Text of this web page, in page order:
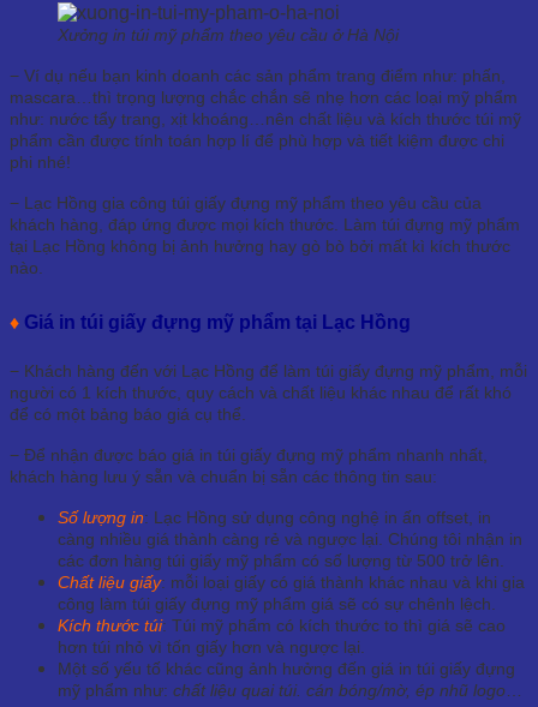
Xưởng in túi mỹ phẩm theo yêu cầu ở Hà Nội
− Ví dụ nếu bạn kinh doanh các sản phẩm trang điểm như: phấn,
mascara…thì trọng lượng chắc chắn sẽ nhẹ hơn các loại mỹ phẩm
như: nước tẩy trang, xịt khoáng…nên chất liệu và kích thước túi mỹ
phẩm cần được tính toán hợp lí để phù hợp và tiết kiệm được chi
phi nhé!
− Lạc Hồng gia công túi giấy đựng mỹ phẩm theo yêu cầu của
khách hàng, đáp ứng được mọi kích thước. Làm túi đựng mỹ phẩm
tại Lạc Hồng không bị ảnh hưởng hay gò bò bởi mất kì kích thước
nào.
♦ Giá in túi giấy đựng mỹ phẩm tại Lạc Hồng
− Khách hàng đến với Lạc Hồng để làm túi giấy đựng mỹ phẩm, mỗi
người có 1 kích thước, quy cách và chất liệu khác nhau để rất khó
để có một bảng báo giá cụ thể.
− Để nhận được báo giá in túi giấy đựng mỹ phẩm nhanh nhất,
khách hàng lưu ý sẵn và chuẩn bị sẵn các thông tin sau:
Số lượng in: Lạc Hồng sử dụng công nghệ in ấn offset, in
càng nhiều giá thành càng rẻ và ngược lại. Chúng tôi nhận in
các đơn hàng túi giấy mỹ phẩm có số lượng từ 500 trở lên.
Chất liệu giấy: mỗi loại giấy có giá thành khác nhau và khi gia
công làm túi giấy đựng mỹ phẩm giá sẽ có sự chênh lệch.
Kích thước túi: Túi mỹ phẩm có kích thước to thì giá sẽ cao
hơn túi nhỏ vì tốn giấy hơn và ngược lại.
Một số yếu tố khác cũng ảnh hưởng đến giá in túi giấy đựng
mỹ phẩm như: chất liệu quai túi. cán bóng/mờ, ép nhũ logo